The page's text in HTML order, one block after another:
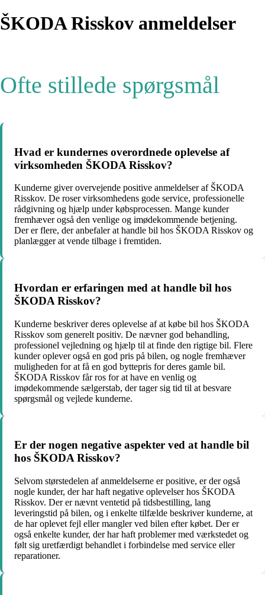
ŠKODA Risskov anmeldelser
Ofte stillede spørgsmål
Hvad er kundernes overordnede oplevelse af
virksomheden ŠKODA Risskov?
Kunderne giver overvejende positive anmeldelser af ŠKODA
Risskov. De roser virksomhedens gode service, professionelle
rådgivning og hjælp under købsprocessen. Mange kunder
fremhæver også den venlige og imødekommende betjening.
Der er flere, der anbefaler at handle bil hos ŠKODA Risskov og
planlægger at vende tilbage i fremtiden.
Hvordan er erfaringen med at handle bil hos
ŠKODA Risskov?
Kunderne beskriver deres oplevelse af at købe bil hos ŠKODA
Risskov som generelt positiv. De nævner god behandling,
professionel vejledning og hjælp til at finde den rigtige bil. Flere
kunder oplever også en god pris på bilen, og nogle fremhæver
muligheden for at få en god byttepris for deres gamle bil.
ŠKODA Risskov får ros for at have en venlig og
imødekommende sælgerstab, der tager sig tid til at besvare
spørgsmål og vejlede kunderne.
Er der nogen negative aspekter ved at handle bil
hos ŠKODA Risskov?
Selvom størstedelen af anmeldelserne er positive, er der også
nogle kunder, der har haft negative oplevelser hos ŠKODA
Risskov. Der er nævnt ventetid på tidsbestilling, lang
leveringstid på bilen, og i enkelte tilfælde beskriver kunderne, at
de har oplevet fejl eller mangler ved bilen efter købet. Der er
også enkelte kunder, der har haft problemer med værkstedet og
følt sig uretfærdigt behandlet i forbindelse med service eller
reparationer.